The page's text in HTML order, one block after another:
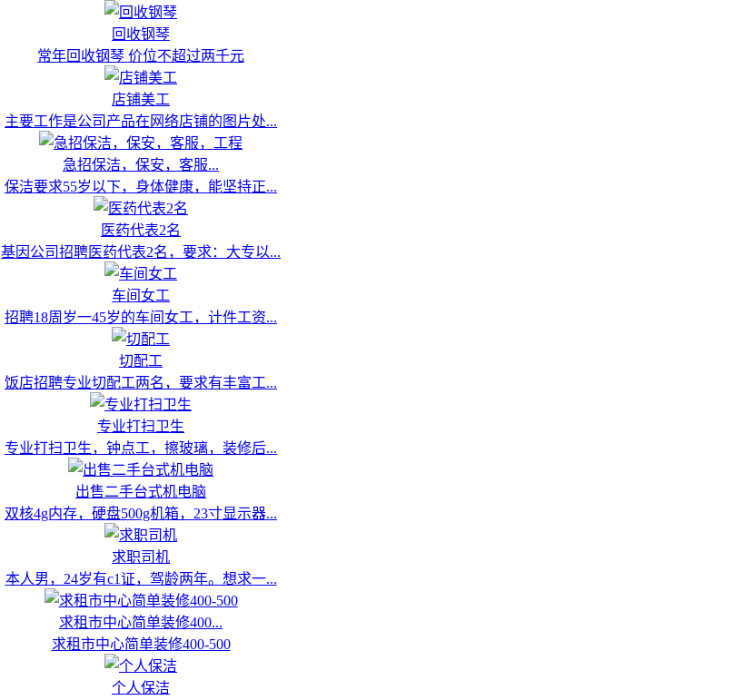
回收钢琴
常年回收钢琴 价位不超过两千元
店铺美工
主要工作是公司产品在网络店铺的图片处...
急招保洁，保安，客服...
保洁要求55岁以下，身体健康，能坚持正...
医药代表2名
基因公司招聘医药代表2名，要求：大专以...
车间女工
招聘18周岁一45岁的车间女工，计件工资...
切配工
饭店招聘专业切配工两名，要求有丰富工...
专业打扫卫生
专业打扫卫生，钟点工，擦玻璃，装修后...
出售二手台式机电脑
双核4g内存，硬盘500g机箱，23寸显示器...
求职司机
本人男，24岁有c1证，驾龄两年。想求一...
求租市中心简单装修400...
求租市中心简单装修400-500
个人保洁